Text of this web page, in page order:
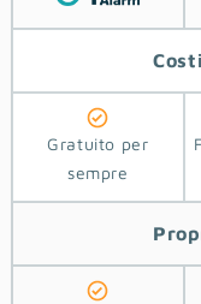
Costi
Gratuito per
sempre